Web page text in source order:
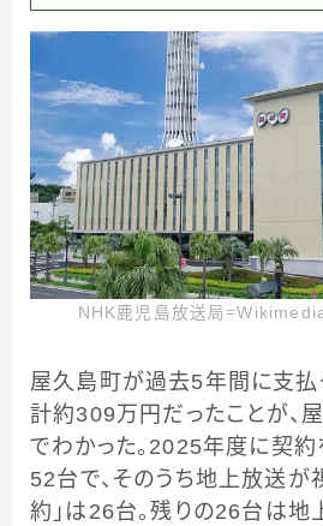
NHK鹿児島放送局＝
屋久島町が過去5年間に支
計約309万円だったことが、
でわかった。2025年度に契
52台で、そのうち地上放送が
約」は26台。残りの26台は